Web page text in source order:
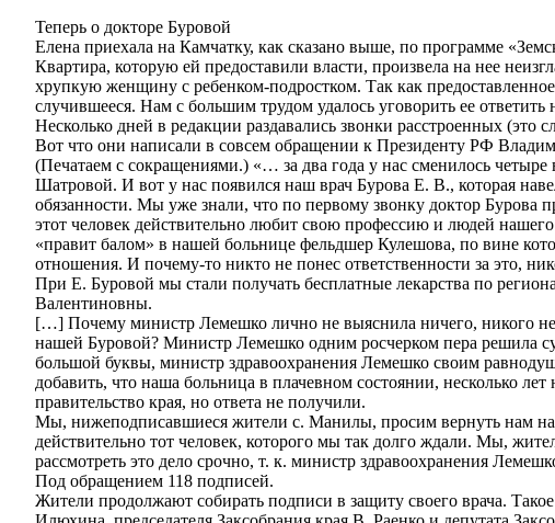
Теперь о докторе Буровой
Елена приехала на Камчатку, как сказано выше, по программе
Квартира, которую ей предоставили власти, произвела на нее
хрупкую женщину с ребенком-подростком. Так как
случившееся. Нам с большим трудом удалось уговорить ее
Несколько дней в редакции раздавались звонки расстроенных (это
Вот что они написали в совсем обращении к Президенту РФ
(Печатаем с сокращениями.) «… за два года у нас сменилось
Шатровой. И вот у нас появился наш врач Бурова Е. В., которая
обязанности. Мы уже знали, что по первому звонку доктор
этот человек действительно любит свою профессию и людей
«правит балом» в нашей больнице фельдшер Кулешова, по вине
отношения. И почему-то никто не понес ответственности за это,
При Е. Буровой мы стали получать бесплатные лекарства по
Валентиновны.
[…] Почему министр Лемешко лично не выяснила ничего, никого не
нашей Буровой? Министр Лемешко одним росчерком пера решила
большой буквы, министр здравоохранения Лемешко своим
добавить, что наша больница в плачевном состоянии, несколько
правительство края, но ответа не получили.
Мы, нижеподписавшиеся жители с. Манилы, просим вернуть нам
действительно тот человек, которого мы так долго ждали. Мы,
рассмотреть это дело срочно, т. к. министр здравоохранения
Под обращением 118 подписей.
Жители продолжают собирать подписи в защиту своего врача.